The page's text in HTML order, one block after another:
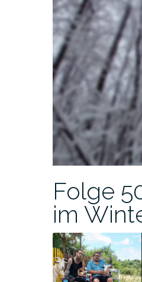
Folge
im